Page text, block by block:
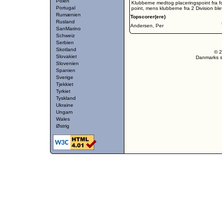
Portugal
Rumænien
Rusland
SanMarino
Schweiz
Serbien
Skotland
Slovakiet
Slovenien
Spanien
Sverige
Tjekkiet
Tyrkiet
Tyskland
Ukraine
Ungarn
Wales
Østrig
Klubberne medtog placeringspoint fra
point, mens klubberne fra 2 Division
Topscorer(ere)
Andersen, Per
©
Danmarks